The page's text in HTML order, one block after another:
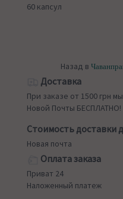
60 капсул
Назад в
Доставка
При заказе от 1500 грн
Новой Почты БЕСПЛАТНО!
Стоимость доставки
Новая почта
Оплата заказа
Приват 24
Наложенный платеж